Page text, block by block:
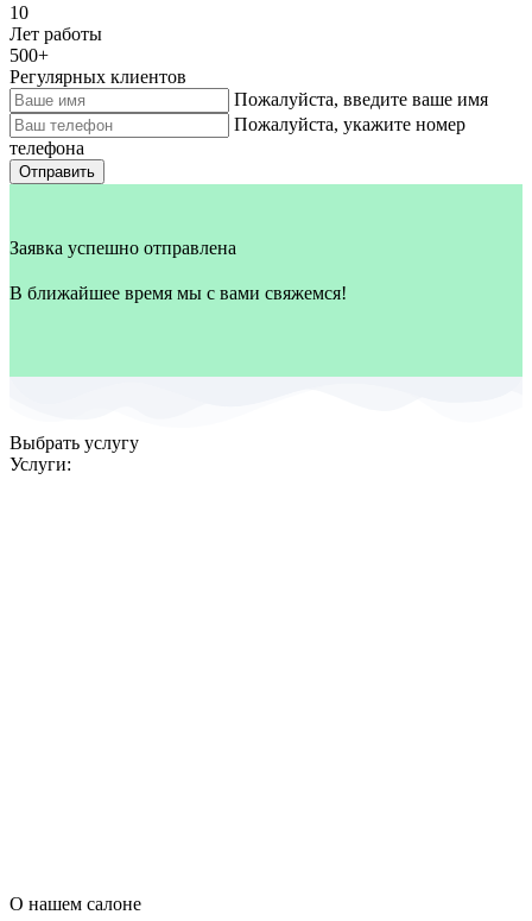
10
Лет работы
500+
Регулярных клиентов
Пожалуйста, введите ваше имя
Пожалуйста, укажите номер
телефона
Отправить
Заявка успешно отправлена
В ближайшее время мы с вами свяжемся!
Выбрать услугу
Услуги:
О нашем салоне